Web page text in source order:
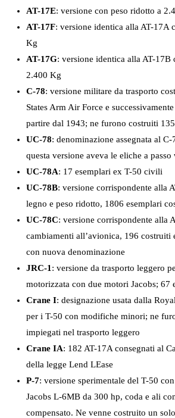
AT-17E: versione con peso ridotto a
AT-17F: versione identica alla AT-17A
Kg
AT-17G: versione identica alla AT-17B
2.400 Kg
C-78: versione militare da trasporto
States Arm Air Force e
partire dal 1943; ne furono costruiti
UC-78: denominazione assegnata al
questa versione aveva le eliche a passo
UC-78A: 17 esemplari ex T-50 civili
UC-78B: versione corrispondente alla
legno e peso ridotto, 1806 esemplari
UC-78C: versione corrispondente alla
cambiamenti all’avionica, 196 costruiti
con nuova denominazione
JRC-1 : versione da trasporto leggero
motorizzata con due motori Jacobs; 67
Crane I: designazione usata dalla
per i T-50 con modifiche minori; ne
impiegati nel trasporto leggero
Crane IA: 182 AT-17A consegnati al
della legge Lend LEase
P-7: versione sperimentale del T-50
Jacobs L-6MB da 300 hp, coda e ali
compensato. Ne venne costruito un